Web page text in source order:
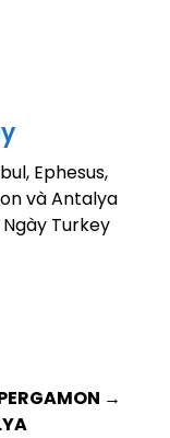
Ephesus,
và Antalya
Ngày Turkey
→